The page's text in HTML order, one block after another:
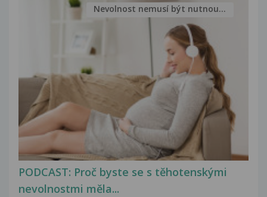
PODCAST: Proč byste se s těhotenskými
nevolnostmi měla...
Nevolnost nemusí být nutnou...